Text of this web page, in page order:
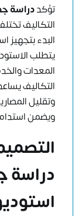
تؤكددراسة
التكاليف
البدء بتجهيز
يتطلب
المعدات
التكاليف
وتقليل
ويضمن